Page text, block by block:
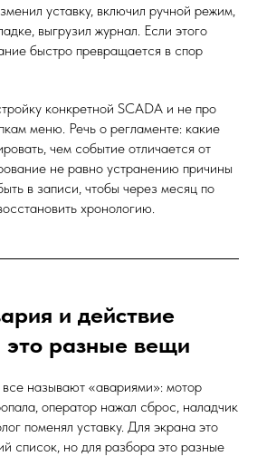
уставку, включил ручной режим,
выгрузил журнал. Если этого
быстро превращается в спор
конкретной SCADA и не про
меню. Речь о регламенте: какие
чем событие отличается от
не равно устранению причины
в записи, чтобы через месяц по
хронологию.
и действие
разные вещи
все называют «авариями»: мотор
оператор нажал сброс, наладчик
поменял уставку. Для экрана это
список, но для разбора это разные